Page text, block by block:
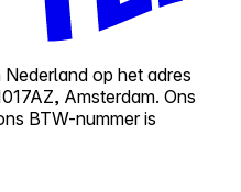
op het adres
Amsterdam. Ons
BTW-nummer is